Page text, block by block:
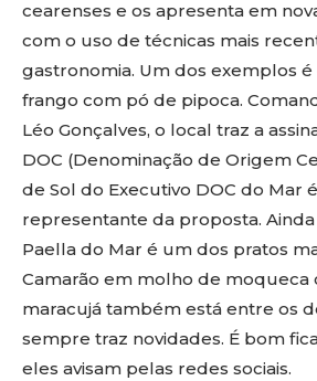
cearenses e os apresenta em
com o uso de técnicas mais
gastronomia. Um dos exemplos é
frango com pó de pipoca.
Léo Gonçalves, o local traz a
DOC (Denominação de Origem
de Sol do Executivo DOC do Mar
representante da proposta.
Paella do Mar é um dos pratos
Camarão em molho de moqueca
maracujá também está entre os
sempre traz novidades. É bom
eles avisam pelas redes sociais.